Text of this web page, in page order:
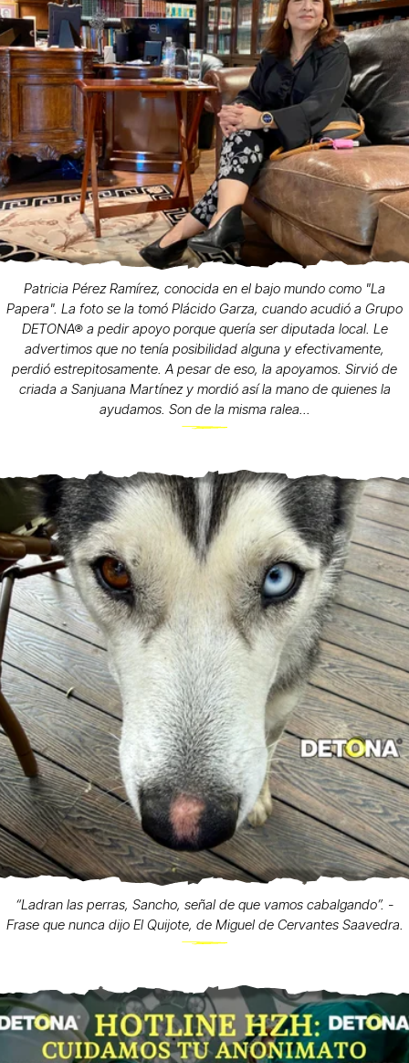
Patricia Pérez Ramírez, conocida en el bajo mundo como "La
Papera". La foto se la tomó Plácido Garza, cuando acudió a Grupo
DETONA® a pedir apoyo porque quería ser diputada local. Le
advertimos que no tenía posibilidad alguna y efectivamente,
perdió estrepitosamente. A pesar de eso, la apoyamos. Sirvió de
criada a Sanjuana Martínez y mordió así la mano de quienes la
ayudamos. Son de la misma ralea...
“Ladran las perras, Sancho, señal de que vamos cabalgando”. -
Frase que nunca dijo El Quijote, de Miguel de Cervantes Saavedra.